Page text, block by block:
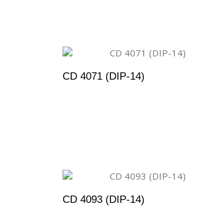
CD 4071 (DIP-14)
CD 4093 (DIP-14)